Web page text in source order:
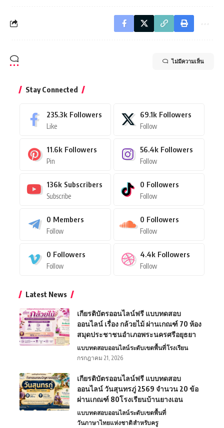
ไม่มีความเห็น
Stay Connected
235.3k Followers
Like
69.1k Followers
Follow
11.6k Followers
Pin
56.4k Followers
Follow
136k Subscribers
Subscribe
0 Followers
Follow
0 Members
Follow
0 Followers
Follow
0 Followers
Follow
4.4k Followers
Follow
Latest News
เกียรติบัตรออนไลน์ฟรี แบบทดสอบ
ออนไลน์ เรื่อง กล้วยไม้ ผ่านเกณฑ์ 70 ห้อง
สมุดประชาชนอำเภอพระนครศรีอยุธยา
แบบทดสอบออนไลน์ระดับเขตพื้นที่โรงเรียน
กรกฎาคม 21, 2026
เกียรติบัตรออนไลน์ฟรี แบบทดสอบ
ออนไลน์ วันสุนทรภู่ 2569 จำนวน 20 ข้อ
ผ่านเกณฑ์ 80โรงเรียนบ้านยางเอน
แบบทดสอบออนไลน์ระดับเขตพื้นที่
วันภาษาไทยแห่งชาติสำหรับครู